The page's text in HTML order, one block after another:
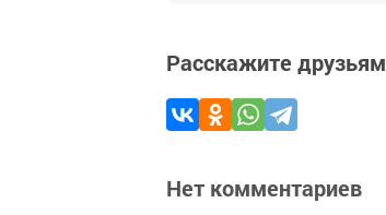
Расскажите друзьям
Нет комментариев